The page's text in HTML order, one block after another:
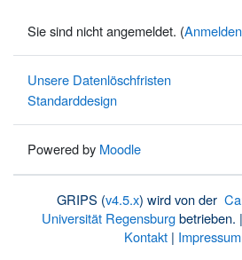
Sie sind nicht angemeldet. (Anmelden
Unsere Datenlöschfristen
Standarddesign
Powered by Moodle
GRIPS (v4.5.x) wird von der
Universität Regensburgbetrieben. |
Kontakt | Impressum